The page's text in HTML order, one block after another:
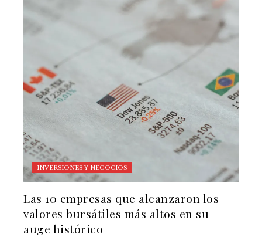
INVERSIONES Y NEGOCIOS
Las 10 empresas que alcanzaron los
valores bursátiles más altos en su
auge histórico